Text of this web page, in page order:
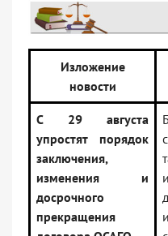
Изложение
новости
С 29 августа
упростят порядок
заключения,
изменения и
досрочного
прекращения